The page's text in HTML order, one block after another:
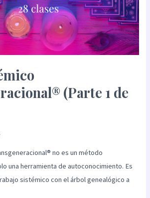
(Parte 1 de
no es un método
una herramienta de autoconocimiento. Es
sistémico con el árbol genealógico a